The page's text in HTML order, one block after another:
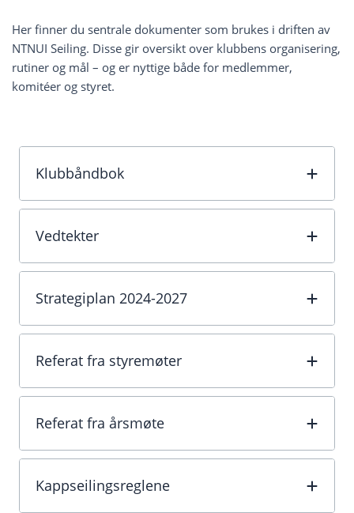
Her finner du sentrale dokumenter som brukes i driften av
NTNUI Seiling. Disse gir oversikt over klubbens organisering,
rutiner og mål – og er nyttige både for medlemmer,
komitéer og styret.
Klubbåndbok
Vedtekter
Strategiplan 2024-2027
Referat fra styremøter
Referat fra årsmøte
Kappseilingsreglene